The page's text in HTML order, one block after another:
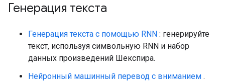
Генерация текста
Генерация текста с помощью RNN : генерируйте
текст, используя символьную RNN и набор
данных произведений Шекспира.
Нейронный машинный перевод с вниманием .